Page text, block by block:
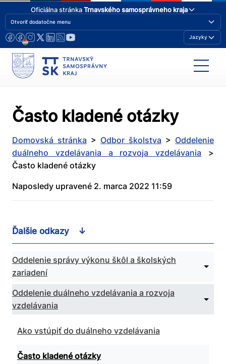
Oficiálna stránkaTrnavského samosprávneho kraja
Otvoriť dodatočne menu
Jazyky
Často kladené otázky
Domovská stránka > Odbor školstva > Oddelenie
duálneho vzdelávania a rozvoja vzdelávania >
Často kladené otázky
Naposledy upravené 2. marca 2022 11:59
Ďalšie odkazy
Oddelenie správy výkonu škôl a školských
zariadení
Oddelenie duálneho vzdelávania a rozvoja
vzdelávania
Zbaliť
Ako vstúpiť do duálneho vzdelávania
Často kladené otázky